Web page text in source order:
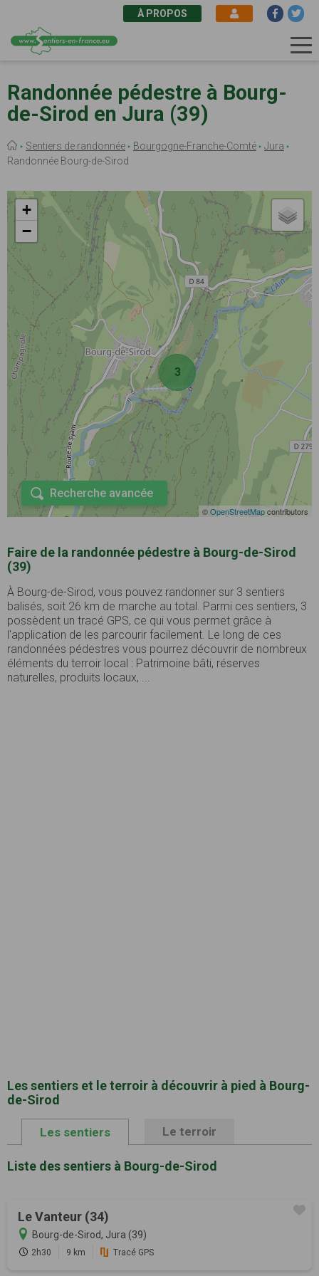
au
contenu
principal
À PROPOS
Randonnée pédestre à Bourg-
de-Sirod en Jura (39)
Fil
d'Ariane
Sentiers de randonnée Bourgogne-Franche-Comté
Jura
Randonnée Bourg-de-Sirod
3
+
−
©OpenStreetMapcontributors
Recherche avancée
Faire de la randonnée pédestre à Bourg-de-Sirod
(39)
À Bourg-de-Sirod, vous pouvez randonner sur 3 sentiers
balisés, soit 26 km de marche au total. Parmi ces sentiers, 3
possèdent un tracé GPS, ce qui vous permet grâce à
l'application de les parcourir facilement. Le long de ces
randonnées pédestres vous pourrez découvrir de nombreux
éléments du terroir local : Patrimoine bâti, réserves
naturelles, produits locaux, ...
Les sentiers et le terroir à découvrir à pied à Bourg-
de-Sirod
Les sentiers Le terroir
Liste des sentiers à Bourg-de-Sirod
Le Vanteur (34)
Bourg-de-Sirod, Jura (39)
2h30 9 km Tracé GPS